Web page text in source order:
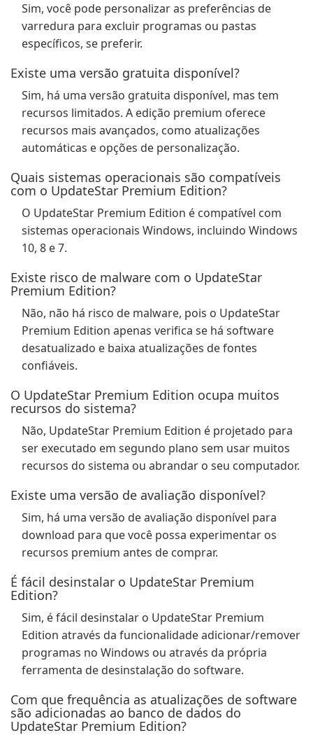
Sim, você pode personalizar as preferências de
varredura para excluir programas ou pastas
específicos, se preferir.
Existe uma versão gratuita disponível?
Sim, há uma versão gratuita disponível, mas tem
recursos limitados. A edição premium oferece
recursos mais avançados, como atualizações
automáticas e opções de personalização.
Quais sistemas operacionais são compatíveis
com o UpdateStar Premium Edition?
O UpdateStar Premium Edition é compatível com
sistemas operacionais Windows, incluindo Windows
10, 8 e 7.
Existe risco de malware com o UpdateStar
Premium Edition?
Não, não há risco de malware, pois o UpdateStar
Premium Edition apenas verifica se há software
desatualizado e baixa atualizações de fontes
confiáveis.
O UpdateStar Premium Edition ocupa muitos
recursos do sistema?
Não, UpdateStar Premium Edition é projetado para
ser executado em segundo plano sem usar muitos
recursos do sistema ou abrandar o seu computador.
Existe uma versão de avaliação disponível?
Sim, há uma versão de avaliação disponível para
download para que você possa experimentar os
recursos premium antes de comprar.
É fácil desinstalar o UpdateStar Premium
Edition?
Sim, é fácil desinstalar o UpdateStar Premium
Edition através da funcionalidade adicionar/remover
programas no Windows ou através da própria
ferramenta de desinstalação do software.
Com que frequência as atualizações de software
são adicionadas ao banco de dados do
UpdateStar Premium Edition?